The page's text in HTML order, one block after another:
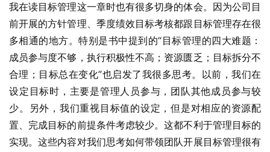
我在读目标管理这一章时也有很多切身的体会。因为公司目
前开展的方针管理、季度绩效目标考核都跟目标管理存在很
多相通的地方。特别是书中提到的“目标管理的四大难题：
成员参与度不够，执行积极性不高；资源匮乏；目标拆分不
合理；目标总在变化”也启发了我很多思考。以前，我们在
设定目标时，主要是管理人员参与，团队其他成员参与较
少。另外，我们重视目标值的设定，但是对相应的资源配
置、完成目标的前提条件考虑较少。这都不利于管理目标的
实现。这些内容对我们思考如何带领团队开展目标管理很有